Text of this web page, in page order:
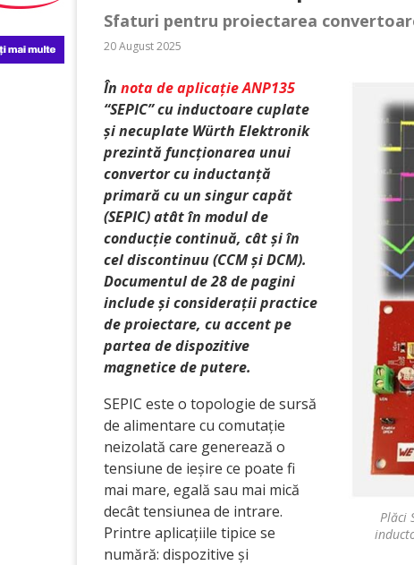
Sfaturi pentru proiectarea
20 August 2025
Plăci
În nota de aplicație ANP135
“SEPIC” cu inductoare cuplate
și necuplate Würth Elektronik
prezintă funcționarea unui
convertor cu inductanță
primară cu un singur capăt
(SEPIC) atât în modul de
conducție continuă, cât și în
cel discontinuu (CCM și DCM).
Documentul de 28 de pagini
include și considerații practice
de proiectare, cu accent pe
partea de dispozitive
magnetice de putere.
SEPIC este o topologie de sursă
de alimentare cu comutație
neizolată care generează o
tensiune de ieșire ce poate fi
mai mare, egală sau mai mică
decât tensiunea de intrare.
Printre aplicațiile tipice se
numără: dispozitive și